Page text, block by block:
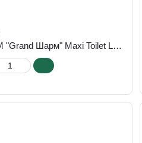
Мило рідке ТМ "Grand Шарм" Maxi Toilet Liquid Soap "Молочний протеїн та бавовна", 500 мл